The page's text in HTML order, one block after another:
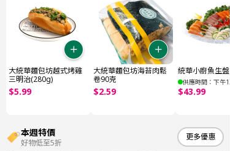
大統華麵包坊越式烤雞
三明治(280g)
$5.99
大統華麵包坊海苔肉鬆
卷90克
$2.59
統華小廚魚生盤
供應時間：下午
$43.99
本週特價
好物低至5折
更多優惠